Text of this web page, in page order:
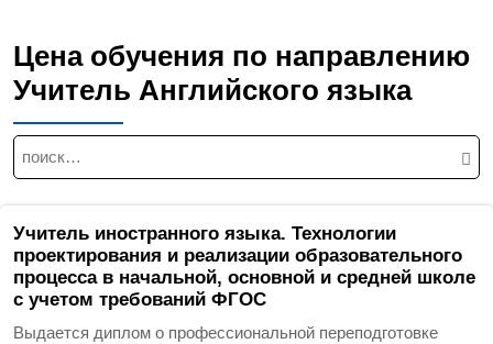
Цена обучения по направлению
Учитель Английского языка
Н
а
т
и
:
Учитель иностранного языка. Технологии
проектирования и реализации образовательного
процесса в начальной, основной и средней школе
с учетом требований ФГОС
Выдается диплом о профессиональной переподготовке